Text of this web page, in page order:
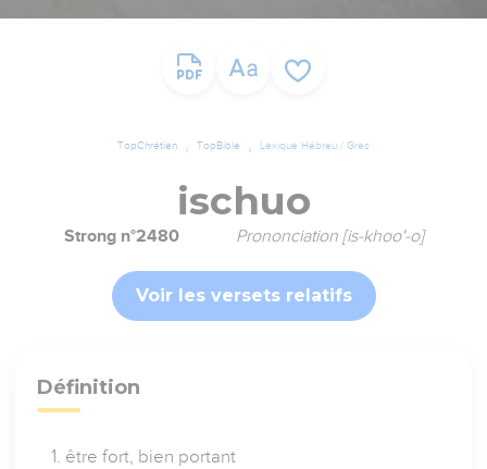
TopChrétien TopBible Lexique Hébreu / Grec
ischuo
Strong n°2480 Prononciation [is-khoo'-o]
Voir les versets relatifs
Définition
être fort, bien portant